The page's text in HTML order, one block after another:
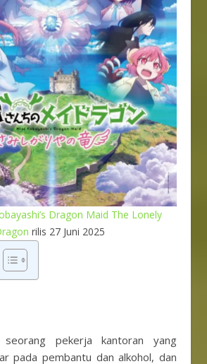
Dragon Maid The Lonely
rilis 27 Juni 2025
seorang pekerja kantoran yang
pada pembantu dan alkohol, dan